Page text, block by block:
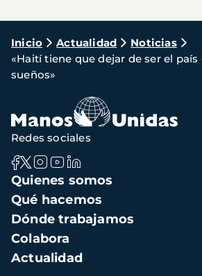
Ruta
de
navegación
Inicio Actualidad
Noticias
«Haití tiene que dejar de ser el
sueños»
Navegación
principal
Quienes somos
Qué hacemos
Dónde trabajamos
Colabora
Actualidad
Redes sociales